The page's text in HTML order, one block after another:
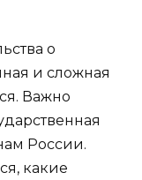
о
и сложная
Важно
России.
какие